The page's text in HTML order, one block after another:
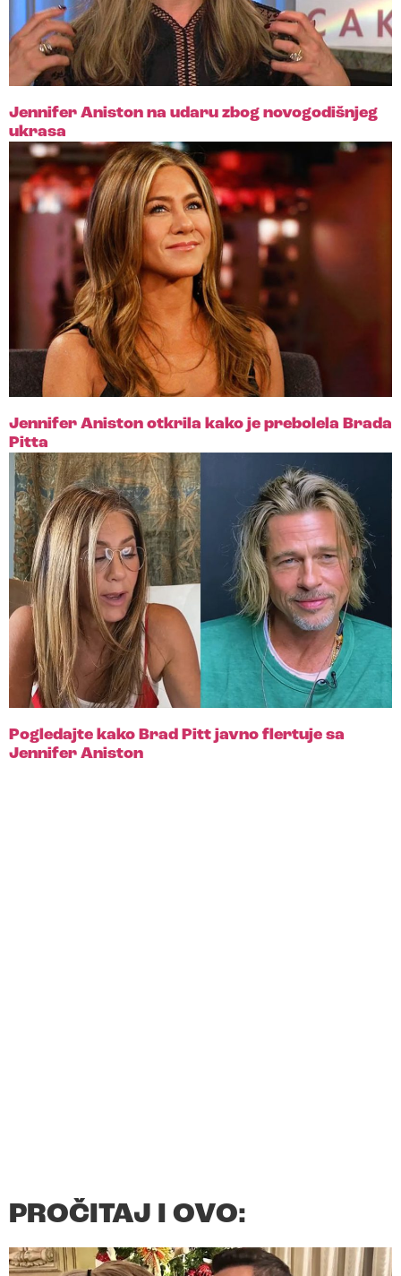
Jennifer Aniston na udaru zbog novogodišnjeg
ukrasa
Jennifer Aniston otkrila kako je prebolela Brada
Pitta
Pogledajte kako Brad Pitt javno flertuje sa
Jennifer Aniston
PROČITAJ I OVO: